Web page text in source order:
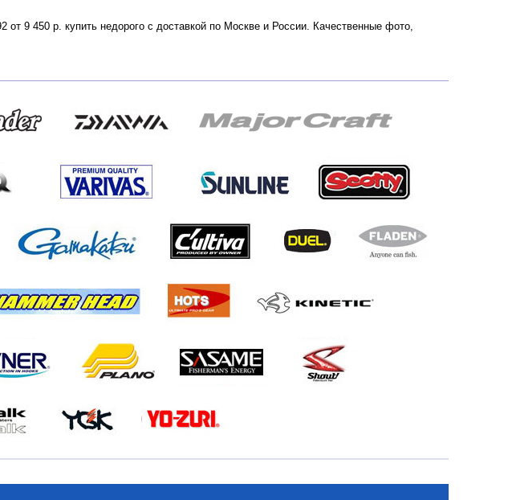
9 450 р. купить недорого с доставкой по Москве и России. Качественные фото,